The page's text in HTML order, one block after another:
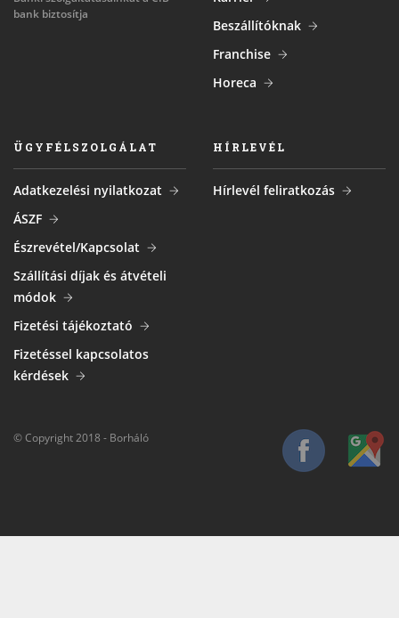
bank biztosítja
Beszállítóknak
Franchise
Horeca
ÜGYFÉLSZOLGÁLAT
Adatkezelési nyilatkozat
ÁSZF
Észrevétel/Kapcsolat
Szállítási díjak és átvételi
módok
Fizetési tájékoztató
Fizetéssel kapcsolatos
kérdések
HÍRLEVÉL
Hírlevél feliratkozás
© Copyright 2018 - Borháló